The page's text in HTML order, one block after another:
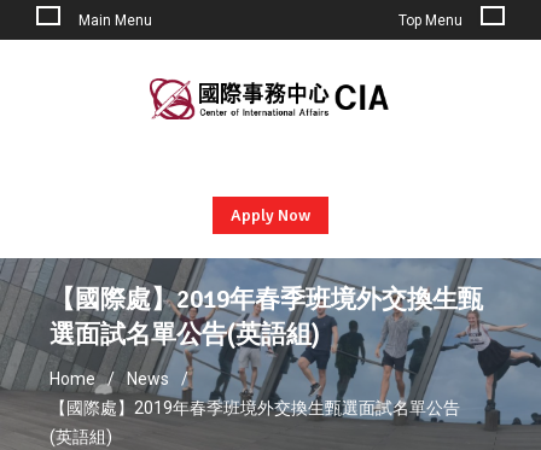
Main Menu Top Menu
Apply Now
【國際處】2019年春季班境外交換生甄
選面試名單公告(英語組)
Home
News
【國際處】2019年春季班境外交換生甄選面試名單公告
(英語組)